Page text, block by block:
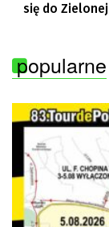
się do
popularne